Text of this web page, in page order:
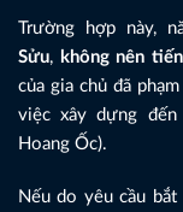
Trường hợp này,
Sửu, không nên
của gia chủ đã
việc xây dựng đến
Hoang Ốc).
Nếu do yêu cầu bắt